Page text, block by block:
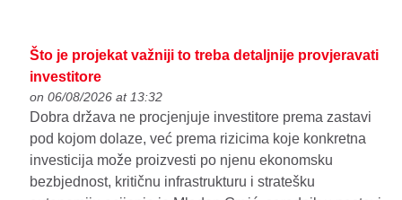
Što je projekat važniji to treba detaljnije provjeravati
investitore
on 06/08/2026 at 13:32
Dobra država ne procjenjuje investitore prema zastavi
pod kojom dolaze, već prema rizicima koje konkretna
investicija može proizvesti po njenu ekonomsku
bezbjednost, kritičnu infrastrukturu i stratešku